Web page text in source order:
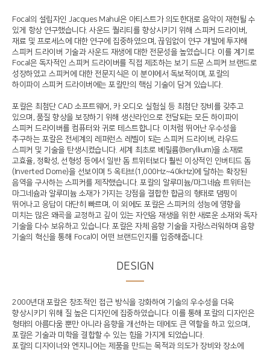
Focal의 설립자인 Jacques Mahul은 아티스트가 의도한대로 음악이 재현될 수
있게 항상 연구했습니다. 사운드 퀄리티를 향상시키기 위해 스피커 드라이버,
재료 및 프로세스에 대한 연구에 집중하였으며, 끊임없이 연구 개발에 투자해
스피커 드라이버 기술과 사운드 재생에 대한 전문성을 높였습니다. 이를 계기로
Focal은 독자적인 스피커 드라이버를 직접 제조하는 보기 드문 스피커 브랜드로
성장하였고 스피커에 대한 전문지식은 이 분야에서 독보적이며, 포칼의
하이파이 스피커 드라이버에는 포칼만의 핵심 기술이 담겨 있습니다.
포칼은 최첨단 CAD 소프트웨어, 카 오디오 실험실 등 최첨단 장비를 갖추고
있으며, 품질 향상을 보장하기 위해 생산라인으로 전달되는 모든 하이파이
스피커 드라이버를 컴퓨터와 귀로 테스트합니다. 이처럼 뛰어난 우수성을
추구하는 포칼은 전세계의 레퍼런스 레벨이 되는 스피커 드라이버, 라우드
스피커 및 기술을 탄생시켰습니다. 세계 최초로 베릴륨(Beryllium)을 소재로
고효율, 정확성, 선형성 등에서 일반 돔 트위터보다 훨씬 이상적인 인버티드 돔
(Inverted Dome)을 선보이며 5 옥타브(1,000Hz~40kHz)에 달하는 확장된
음역을 구사하는 스피커를 제작했습니다. 포칼의 알루미늄/마그네슘 트위터는
마그네슘과 알루미늄 소재가 가지는 강점을 결합한 합금의 형태로 댐핑이
뛰어나고 응답이 대단히 빠르며, 이 외에도 포칼은 스피커의 성능에 영향을
미치는 많은 왜곡을 교정하고 깊이 있는 자연음 재생을 위한 새로운 소재와 독자
기술을 다수 보유하고 있습니다. 포칼은 자체 음향 기술을 자랑스러워하며 음향
기술의 혁신을 통해 Focal이 어떤 브랜드인지를 입증해줍니다.
DESIGN​
2000년대 포칼은 창조적인 접근 방식을 강화하여 기술의 우수성을 더욱
향상시키기 위해 질 높은 디자인에 집중하였습니다. 이를 통해 포칼의 디자인은
형태의 아름다움 뿐만 아니라 음향을 개선하는 데에도 큰 역할을 하고 있으며,
포칼은 기술과 미학을 결합할 수 있는 힘을 가지게 되었습니다.
포칼의 디자이너와 엔지니어는 제품을 만드는 목적과 의도가 장비와 장소에